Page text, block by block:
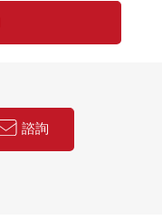
諮詢